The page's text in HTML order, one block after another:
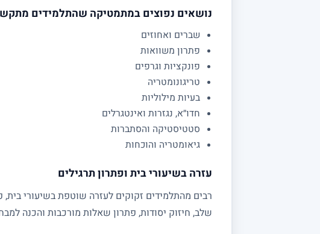
נושאים נפוצים במתמטיקה שהתלמידים
שברים ואחוזים
פתרון משוואות
פונקציות וגרפים
טריגונומטריה
בעיות מילוליות
חדו״א, נגזרות ואינטגרלים
סטטיסטיקה והסתברות
גיאומטריה והוכחות
עזרה בשיעורי בית ופתרון תרגילים
רבים מהתלמידים זקוקים לעזרה שוטפת בשיעורי
שלב, חיזוק יסודות, פתרון שאלות מורכבות והכנה